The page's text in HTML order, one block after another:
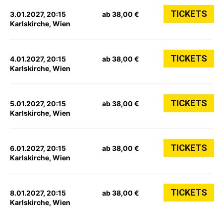
3.01.2027, 20:15
Karlskirche, Wien
ab 38,00 € TICKETS
4.01.2027, 20:15
Karlskirche, Wien
ab 38,00 € TICKETS
5.01.2027, 20:15
Karlskirche, Wien
ab 38,00 € TICKETS
6.01.2027, 20:15
Karlskirche, Wien
ab 38,00 € TICKETS
8.01.2027, 20:15
Karlskirche, Wien
ab 38,00 € TICKETS